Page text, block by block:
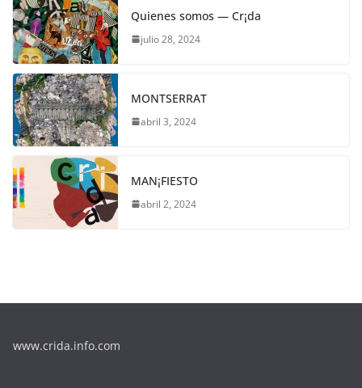
Quienes somos — Cr¡da
julio 28, 2024
MONTSERRAT
abril 3, 2024
MAN¡FIESTO
abril 2, 2024
www.crida.info.com